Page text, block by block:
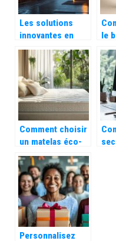
Les solutions
innovantes en
levage par le vide
pour l’industrie
le
Comment choisir
un matelas éco-
conçu et durable
Personnalisez